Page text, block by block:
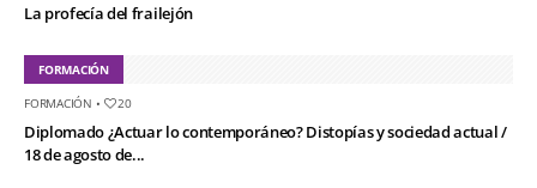
La profecía del frailejón
FORMACIÓN
FORMACIÓN • 20
Diplomado ¿Actuar lo contemporáneo? Distopías y sociedad actual /
18 de agosto de...